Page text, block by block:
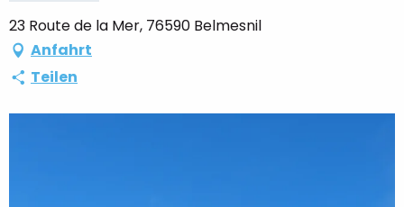
23 Route de la Mer, 76590 Belmesnil
Anfahrt
Teilen